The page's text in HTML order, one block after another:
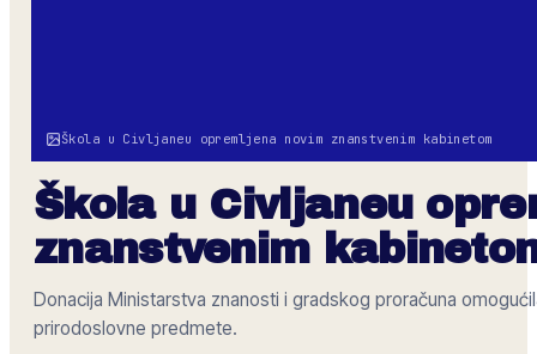
Škola u Civljaneu opremljena novim znanstvenim kabinetom
Škola u Civljaneu
znanstvenim
Donacija Ministarstva znanosti i gradskog proračuna
prirodoslovne predmete.